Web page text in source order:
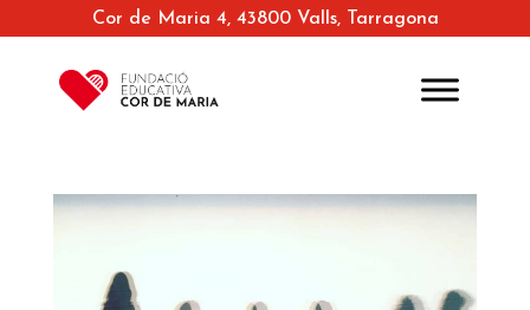
Cor de Maria 4, 43800 Valls, Tarragona